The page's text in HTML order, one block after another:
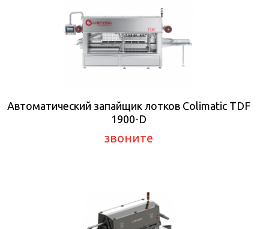
Автоматический запайщик лотков Colimatic TDF
1900-D
звоните